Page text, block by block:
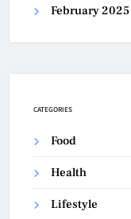
February 2025
CATEGORIES
Food
Health
Lifestyle